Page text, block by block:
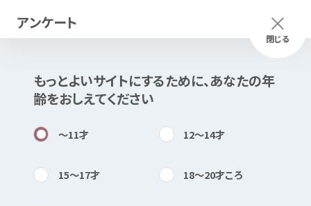
ふりがな つかいかた メニュー
閉じる
アンケート
もっとよいサイトにするために、あなたの年
齢をおしえてください
〜11才 12〜14才
15〜17才 18〜20才ころ
このページは公開情報をもとに
Mexで作成